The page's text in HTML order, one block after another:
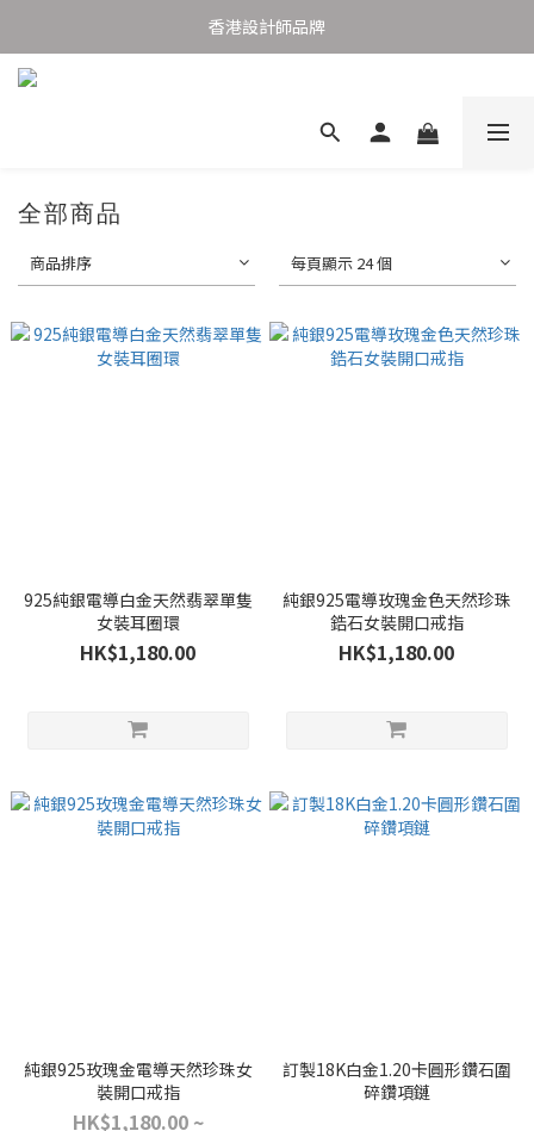
購物滿港幣1,000元香港及澳門免運費
香港設計師品牌
全部商品
商品排序 每頁顯示 24 個
925純銀電導白金天然翡翠單隻
女裝耳圈環
HK$1,180.00
純銀925電導玫瑰金色天然珍珠
鋯石女裝開口戒指
HK$1,180.00
純銀925玫瑰金電導天然珍珠女
裝開口戒指
HK$1,180.00 ~
訂製18K白金1.20卡圓形鑽石圍
碎鑽項鏈